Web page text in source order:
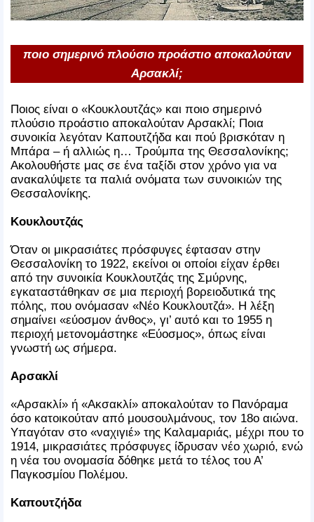
ποιο σημερινό πλούσιο προάστιο αποκαλούταν
Αρσακλί;
Ποιος είναι ο «Κουκλουτζάς» και ποιο σημερινό
πλούσιο προάστιο αποκαλούταν Αρσακλί; Ποια
συνοικία λεγόταν Καπουτζήδα και πού βρισκόταν η
Μπάρα – ή αλλιώς η… Τρούμπα της Θεσσαλονίκης;
Ακολουθήστε μας σε ένα ταξίδι στον χρόνο για να
ανακαλύψετε τα παλιά ονόματα των συνοικιών της
Θεσσαλονίκης.
Κουκλουτζάς
Όταν οι μικρασιάτες πρόσφυγες έφτασαν στην
Θεσσαλονίκη το 1922, εκείνοι οι οποίοι είχαν έρθει
από την συνοικία Κουκλουτζάς της Σμύρνης,
εγκαταστάθηκαν σε μια περιοχή βορειοδυτικά της
πόλης, που ονόμασαν «Νέο Κουκλουτζά». Η λέξη
σημαίνει «εύοσμον άνθος», γι’ αυτό και το 1955 η
περιοχή μετονομάστηκε «Εύοσμος», όπως είναι
γνωστή ως σήμερα.
Αρσακλί
«Αρσακλί» ή «Ακσακλί» αποκαλούταν το Πανόραμα
όσο κατοικούταν από μουσουλμάνους, τον 18ο αιώνα.
Υπαγόταν στο «ναχιγιέ» της Καλαμαριάς, μέχρι που το
1914, μικρασιάτες πρόσφυγες ίδρυσαν νέο χωριό, ενώ
η νέα του ονομασία δόθηκε μετά το τέλος του Α’
Παγκοσμίου Πολέμου.
Καπουτζήδα